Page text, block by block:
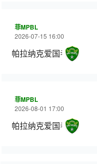
菲MPBL
2026-07-15 16:00
帕拉纳克爱国者
菲MPBL
2026-08-01 17:00
帕拉纳克爱国者